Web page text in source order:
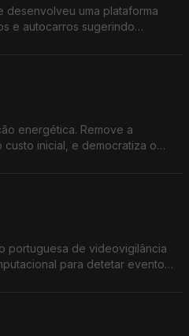
desenvolveu uma plataforma
e autocarros sugerindo
energética. Remove a
inicial, e democratiza o
portuguesa de videovigilância
para detetar eventos